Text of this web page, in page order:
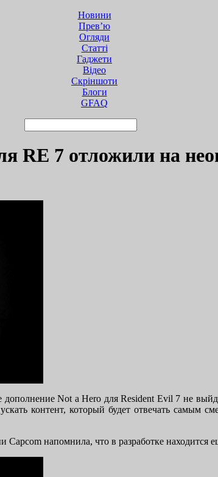
Новини
Прев’ю
Огляди
Статті
Гаджети
Відео
Cкріншоти
Блоги
GFAQ
RE 7 отложили на
Not a Hero для Resident Evil 7 не
контент, который будет отвечать самым
напомнила, что в разработке находится